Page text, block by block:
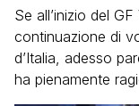
Se all’inizio del
continuazione di
d’Italia, adesso
ha pienamente